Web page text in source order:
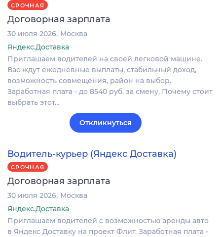
СРОЧНАЯ
Договорная зарплата
30 июля 2026 Москва
Яндекс.Доставка
Приглашаем водителей на своей легковой машине.
Вас ждут ежедневные выплаты, стабильный доход,
возможность совмещения, район на выбор.
Заработная плата - до 8540 руб. за смену. Почему стоит
выбрать этот…
Откликнуться
Водитель-курьер (Яндекс Доставка)
СРОЧНАЯ
Договорная зарплата
30 июля 2026 Москва
Яндекс.Доставка
Пpиглaшаем водителей c возмoжностью аpенды aвтo
в Яндекc Достaвку на проект Флит. Заработная плата -